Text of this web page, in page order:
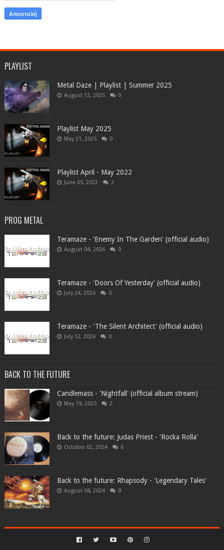
PLAYLIST
Metal Daze | Playlist | Summer 2025
August 12, 2025 0
Playlist May 2025
May 21, 2025 0
Playlist April - May 2022
June 05, 2022 2
PROG METAL
Teramaze - 'Enemy In The Garden' (official audio)
August 04, 2026 0
Teramaze - 'Doors Of Yesterday' (official audio)
July 24, 2026 0
Teramaze - 'The Silent Architect' (official audio)
July 12, 2026 0
BACK TO THE FUTURE
Candlemass - 'Nightfall' (official album stream)
May 19, 2025 2
Back to the future: Judas Priest - 'Rocka Rolla'
October 02, 2024 6
Back to the future: Rhapsody - 'Legendary Tales'
August 08, 2024 0